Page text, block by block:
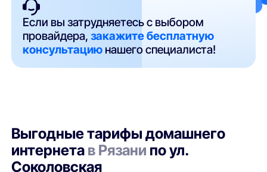
Если вы затрудняетесь с выбором
провайдера,закажите бесплатную
консультацию нашего специалиста!
Выгодные тарифы домашнего
интернета в Рязани по ул.
Соколовская